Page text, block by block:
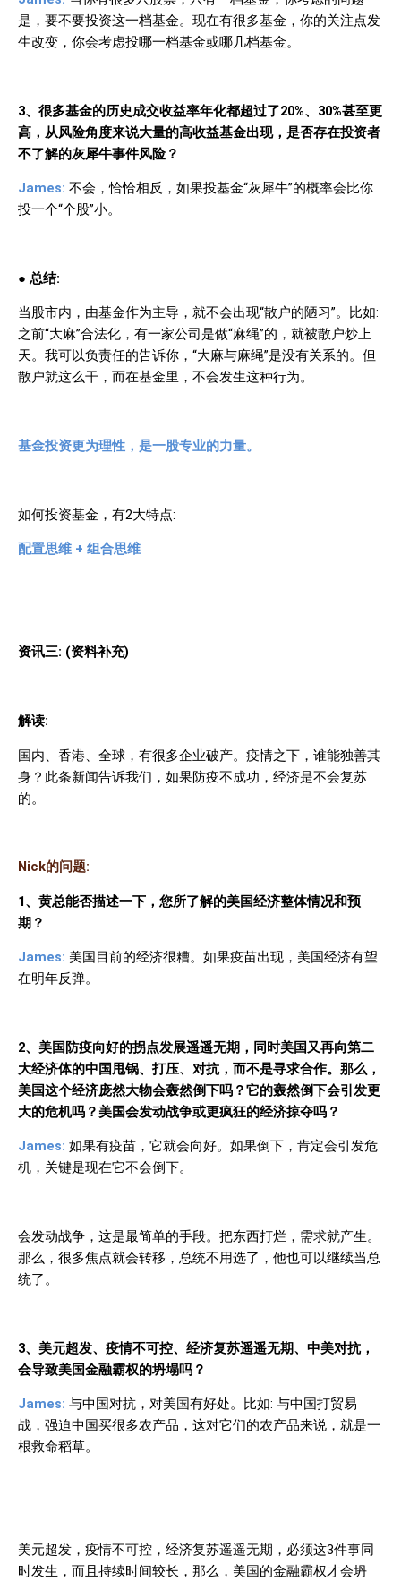
是，要不要投资这一档基金。现在有很多基金，你的关注点发
生改变，你会考虑投哪一档基金或哪几档基金。
3、很多基金的历史成交收益率年化都超过了20%、 30%甚至更
高，从风险角度来说大量的高收益基金出现，是否存在投资者
不了解的灰犀牛事件风险？
James: 不会，恰恰相反，如果投基金“灰犀牛”的概率会比你
投一个“个股”小。
● 总结:
当股市内，由基金作为主导，就不会出现“散户的陋习”。比如:
之前“大麻”合法化，有一家公司是做“麻绳”的，就被散户炒上
天。我可以负责任的告诉你，“大麻与麻绳”是没有关系的。但
散户就这么干，而在基金里，不会发生这种行为。
基金投资更为理性，是一股专业的力量。
如何投资基金，有2大特点:
配置思维 + 组合思维
资讯三: (资料补充)
解读:
国内、香港、全球，有很多企业破产。疫情之下，谁能独善其
身？此条新闻告诉我们，如果防疫不成功，经济是不会复苏
的。
Nick的问题:
1、黄总能否描述一下，您所了解的美国经济整体情况和预
期？
James: 美国目前的经济很糟。如果疫苗出现，美国经济有望
在明年反弹。
2、美国防疫向好的拐点发展遥遥无期，同时美国又再向第二
大经济体的中国甩锅、打压、对抗，而不是寻求合作。那么，
美国这个经济庞然大物会轰然倒下吗？它的轰然倒下会引发更
大的危机吗？美国会发动战争或更疯狂的经济掠夺吗？
James: 如果有疫苗，它就会向好。如果倒下，肯定会引发危
机，关键是现在它不会倒下。
会发动战争，这是最简单的手段。把东西打烂，需求就产生。
那么，很多焦点就会转移，总统不用选了，他也可以继续当总
统了。
3、美元超发、疫情不可控、经济复苏遥遥无期、中美对抗，
会导致美国金融霸权的坍塌吗？
James: 与中国对抗，对美国有好处。比如: 与中国打贸易
战，强迫中国买很多农产品，这对它们的农产品来说，就是一
根救命稻草。
美元超发，疫情不可控，经济复苏遥遥无期，必须这3件事同
时发生，而且持续时间较长，那么，美国的金融霸权才会坍